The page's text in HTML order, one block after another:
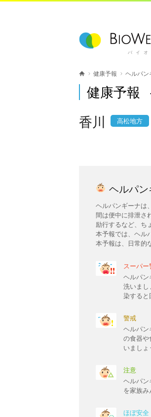
バイ
健康予報 ヘルパン
健康予報
香川 高松地方
ヘルパン
ヘルパンギーナは
間は便中に排泄さ
励行するなど、ち
本予報では、ヘル
本予報は、日常的
スーパー
ヘルパン
洗いまし
染すると
警戒
ヘルパン
の食器や
いましょ
注意
ヘルパン
を家族み
ほぼ安全